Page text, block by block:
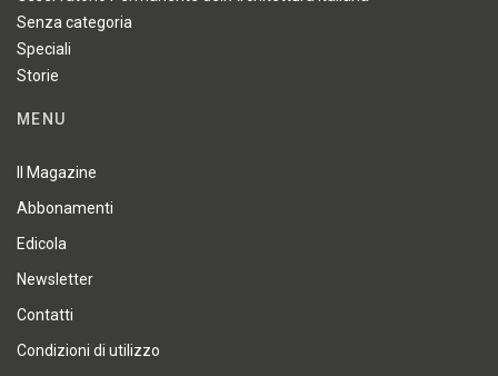
Senza categoria
Speciali
Storie
MENU
Il Magazine
Abbonamenti
Edicola
Newsletter
Contatti
Condizioni di utilizzo